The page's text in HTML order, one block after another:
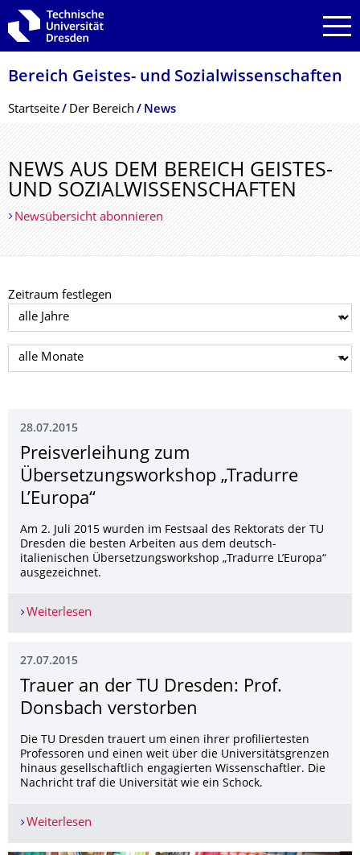
Zur Hauptnavigation springen
Zur Suche springen
Zum Inhalt springen
Bereich Geistes- und Sozialwissenschaf­ten
Breadcrumb-Menü
Startseite Der Bereich News
NEWS AUS DEM BEREICH GEISTES-
UND SOZIALWISSEN­SCHAFTEN
Newsübersicht abonnieren
Zeitraum festlegen
Jahr auswählen
Monat auswählen
28.07.2015
Preisverleihung zum
Übersetzungswork­shop „Tradurre
L’Europa“
Am 2. Juli 2015 wurden im Festsaal des Rektorats der TU
Dresden die besten Arbeiten aus dem deutsch-
italienischen Übersetzungsworkshop „Tradurre L’Europa“
ausgezeichnet.
Weiterlesen
27.07.2015
Trauer an der TU Dresden: Prof.
Donsbach verstorben
Die TU Dresden trauert um einen ihrer profiliertesten
Professoren und einen weit über die Universitätsgrenzen
hinaus gesellschaftlich engagierten Wissenschaftler. Die
Nachricht traf die Universität wie ein Schock.
Weiterlesen